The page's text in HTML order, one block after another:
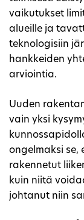
vaikutukset
alueille ja
teknologisiin
hankkeiden
arviointia.
Uuden
vain yksi
ongelmaksi se,
rakennetut
kuin niitä
johtanut niin